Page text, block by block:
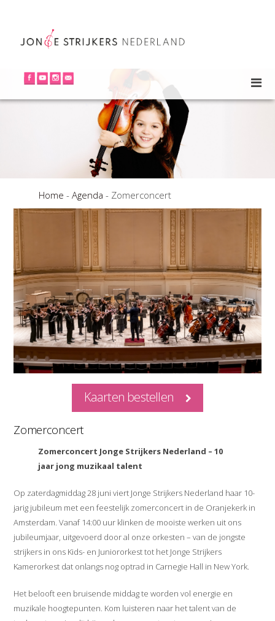
Home - Agenda - Zomerconcert
Kaarten bestellen
Zomerconcert
Zomerconcert Jonge Strijkers Nederland – 10
jaar jong muzikaal talent
Op zaterdagmiddag 28 juni viert Jonge Strijkers Nederland haar 10-
jarig jubileum met een feestelijk zomerconcert in de Oranjekerk in
Amsterdam. Vanaf 14:00 uur klinken de mooiste werken uit ons
jubileumjaar, uitgevoerd door al onze orkesten – van de jongste
strijkers in ons Kids- en Juniororkest tot het Jonge Strijkers
Kamerorkest dat onlangs nog optrad in Carnegie Hall in New York.
Het belooft een bruisende middag te worden vol energie en
muzikale hoogtepunten. Kom luisteren naar het talent van de